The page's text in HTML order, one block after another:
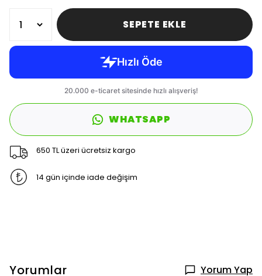
SEPETE EKLE
WHATSAPP
650 TL üzeri ücretsiz kargo
14 gün içinde iade değişim
Yorumlar Yorum Yap